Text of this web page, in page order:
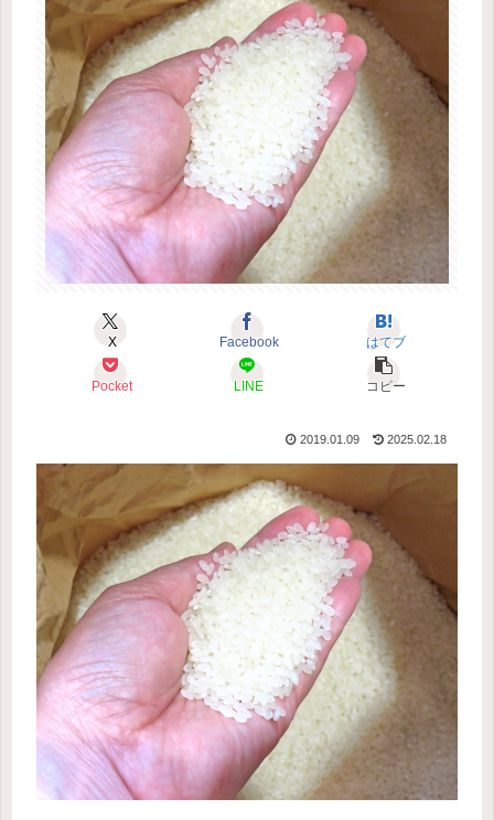
X Facebook はてブ
Pocket LINE コピー
2019.01.09 2025.02.18